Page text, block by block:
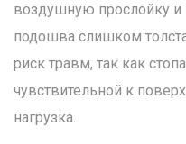
воздушную прослойку и
подошва слишком
риск травм, так как
чувствительной к
нагрузка.